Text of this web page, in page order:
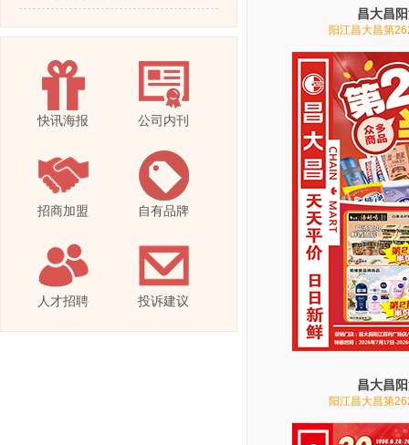
快讯海报 公司内刊
招商加盟 自有品牌
人才招聘 投诉建议
昌大昌
阳江昌大昌第
昌大昌
阳江昌大昌第